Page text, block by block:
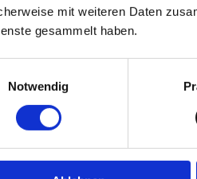
mit weiteren Daten
gesammelt haben.
Notwendig
ALSO BE